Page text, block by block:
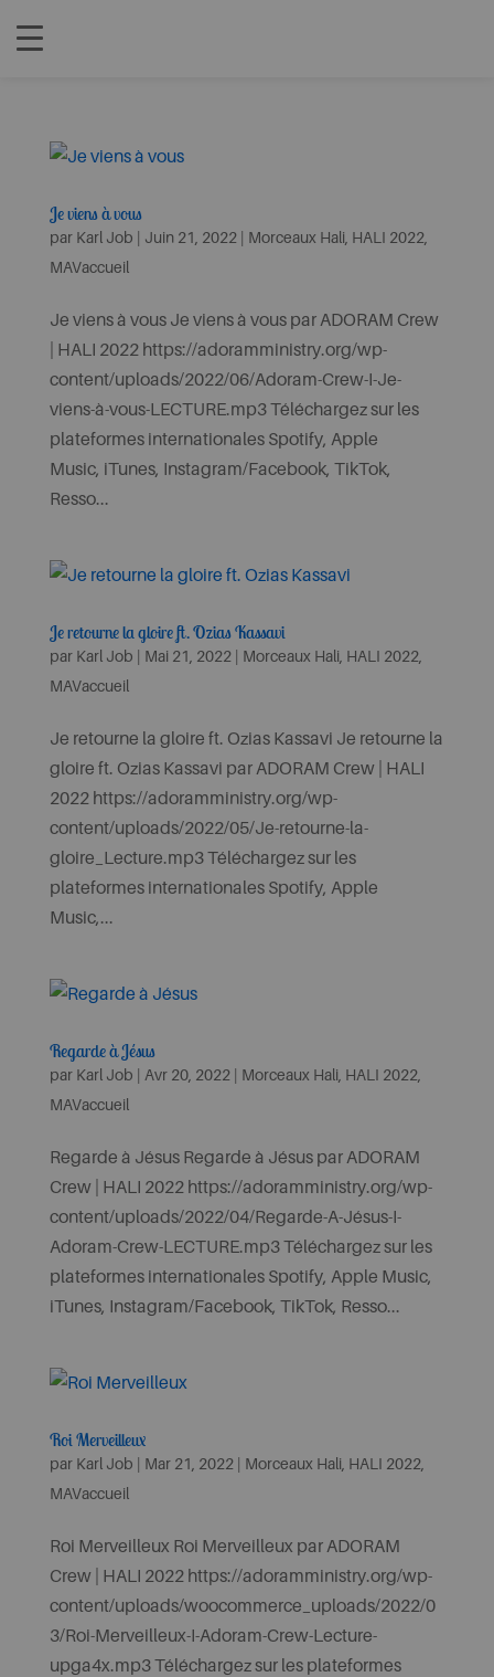
Je viens à vous
par Karl Job | Juin 21, 2022| Morceaux Hali HALI 2022,
MAVaccueil
Je viens à vous Je viens à vous par ADORAM Crew
| HALI 2022 https://adoramministry.org/wp-
content/uploads/2022/06/Adoram-Crew-I-Je-
viens-à-vous-LECTURE.mp3 Téléchargez sur les
plateformes internationales Spotify, Apple
Music, iTunes, Instagram/Facebook, TikTok,
Resso...
Je retourne la gloire ft. Ozias Kassavi
par Karl Job | Mai 21, 2022| Morceaux Hali HALI 2022,
MAVaccueil
Je retourne la gloire ft. Ozias Kassavi Je retourne la
gloire ft. Ozias Kassavi par ADORAM Crew | HALI
2022 https://adoramministry.org/wp-
content/uploads/2022/05/Je-retourne-la-
gloire_Lecture.mp3 Téléchargez sur les
plateformes internationales Spotify, Apple
Music,...
Regarde à Jésus
par Karl Job | Avr 20, 2022| Morceaux Hali HALI 2022,
MAVaccueil
Regarde à Jésus Regarde à Jésus par ADORAM
Crew | HALI 2022 https://adoramministry.org/wp-
content/uploads/2022/04/Regarde-A-Jésus-I-
Adoram-Crew-LECTURE.mp3 Téléchargez sur les
plateformes internationales Spotify, Apple Music,
iTunes, Instagram/Facebook, TikTok, Resso...
Roi Merveilleux
par Karl Job | Mar 21, 2022| Morceaux Hali HALI 2022,
MAVaccueil
Roi Merveilleux Roi Merveilleux par ADORAM
Crew | HALI 2022 https://adoramministry.org/wp-
content/uploads/woocommerce_uploads/2022/0
3/Roi-Merveilleux-I-Adoram-Crew-Lecture-
upga4x.mp3 Téléchargez sur les plateformes